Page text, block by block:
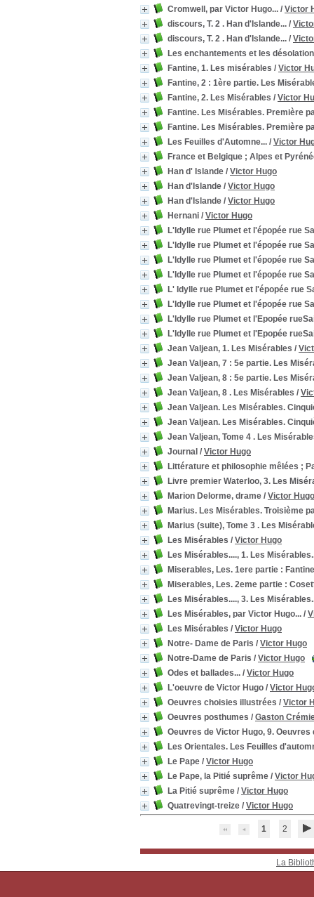
Cromwell, par Victor Hugo... / Victor
discours, T. 2 . Han d'Islande... /
discours, T. 2 . Han d'Islande... /
Les enchantements et les
Fantine, 1. Les misérables / Victor
Fantine, 2 : 1ère partie. Les
Fantine, 2. Les Misérables / Victor
Fantine. Les Misérables. Première
Fantine. Les Misérables. Première
Les Feuilles d'Automne... / Victor
France et Belgique ; Alpes et
Han d' Islande / Victor Hugo
Han d'Islande / Victor Hugo
Han d'Islande / Victor Hugo
Hernani / Victor Hugo
L'Idylle rue Plumet et l'épopée rue
L'Idylle rue Plumet et l'épopée rue
L'Idylle rue Plumet et l'épopée rue
L'Idylle rue Plumet et l'épopée rue
L' Idylle rue Plumet et l'épopée rue
L'Idylle rue Plumet et l'épopée rue
L'Idylle rue Plumet et l'Epopée
L'Idylle rue Plumet et l'Epopée
Jean Valjean, 1. Les Misérables /
Jean Valjean, 7 : 5e partie. Les
Jean Valjean, 8 : 5e partie. Les
Jean Valjean, 8 . Les Misérables /
Jean Valjean. Les Misérables.
Jean Valjean. Les Misérables.
Jean Valjean, Tome 4 . Les
Journal / Victor Hugo
Littérature et philosophie mêlées ;
Livre premier Waterloo, 3. Les
Marion Delorme, drame / Victor Hugo
Marius. Les Misérables. Troisième
Marius (suite), Tome 3 . Les
Les Misérables / Victor Hugo
Les Misérables...., 1. Les
Miserables, Les. 1ere partie : Fantine
Miserables, Les. 2eme partie :
Les Misérables...., 3. Les
Les Misérables, par Victor Hugo... /
Les Misérables / Victor Hugo
Notre- Dame de Paris / Victor Hugo
Notre-Dame de Paris / Victor Hugo
Odes et ballades... / Victor Hugo
L'oeuvre de Victor Hugo / Victor
Oeuvres choisies illustrées / Victor
Oeuvres posthumes / Gaston
Oeuvres de Victor Hugo, 9. Oeuvres
Les Orientales. Les Feuilles
Le Pape / Victor Hugo
Le Pape, la Pitié suprême / Victor
La Pitié suprême / Victor Hugo
Quatrevingt-treize / Victor Hugo
1 2
La